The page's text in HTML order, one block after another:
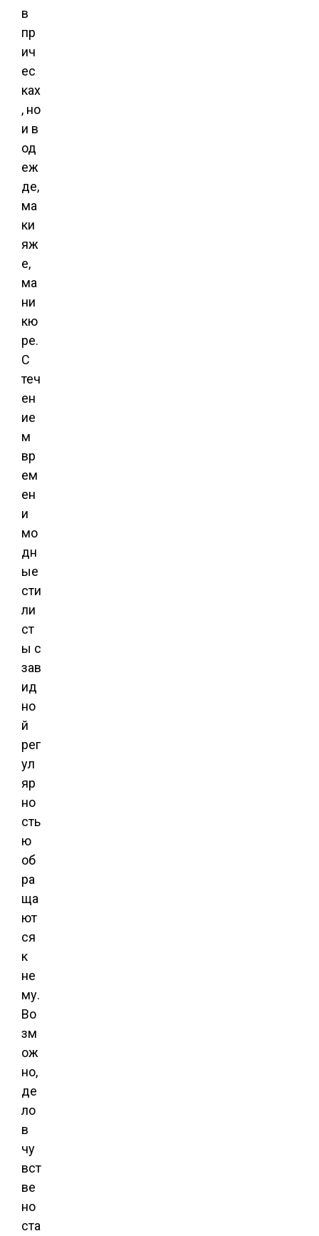
в
пр
ич
ес
ках
, но
и в
од
еж
де,
ма
ки
яж
е,
ма
ни
кю
ре.
С
теч
ен
ие
м
вр
ем
ен
и
мо
дн
ые
сти
ли
ст
ы с
зав
ид
но
й
рег
ул
яр
но
сть
ю
об
ра
ща
ют
ся
к
не
му.
Во
зм
ож
но,
де
ло
в
чу
вст
ве
но
ста